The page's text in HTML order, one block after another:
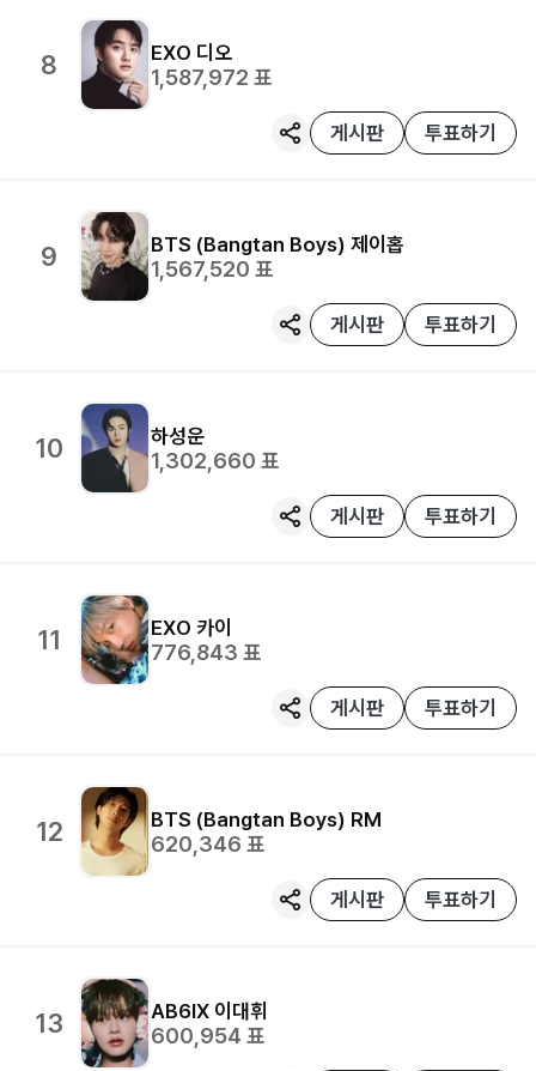
8 EXO 디오
1,587,972 표
게시판 투표하기
9 BTS (Bangtan Boys) 제이홉
1,567,520 표
게시판 투표하기
10 하성운
1,302,660 표
게시판 투표하기
11 EXO 카이
776,843 표
게시판 투표하기
12 BTS (Bangtan Boys) RM
620,346 표
게시판 투표하기
13 AB6IX 이대휘
600,954 표